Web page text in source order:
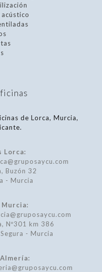
de Lorca, Murcia,
Lorca:
Buzón 32
- Murcia
Nº301 km 386
- Murcia